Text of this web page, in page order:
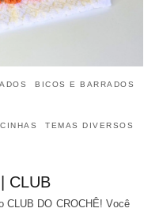
BICOS E BARRADOS
TEMAS DIVERSOS
CLUB
CLUB DO CROCHÊ! Você